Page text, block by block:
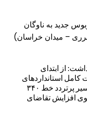
۱۰ دستگاه اتوبوس جدید به ناوگان
خط ۳۴۰ (مترو شهرری – میدان خراسان)
از ابتدای
رعایت کامل استانداردهای
ایمنی و مجهز به امکانات رفاهی روز در مسیر پرتردد خط ۳۴۰
افزایش تقاضای